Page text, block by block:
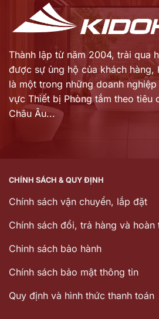
Thành lập từ năm 2004, trải qua
được sự ủng hộ của khách hàng,
là một trong những doanh
vực Thiết bị Phòng tắm theo tiêu
Châu Âu...
CHÍNH SÁCH & QUY ĐỊNH
Chính sách vận chuyển, lắp đặt
Chính sách đổi, trả hàng và hoàn
Chinh sách bảo hành
Chính sách bảo mật thông tin
Quy định và hình thức thanh toán